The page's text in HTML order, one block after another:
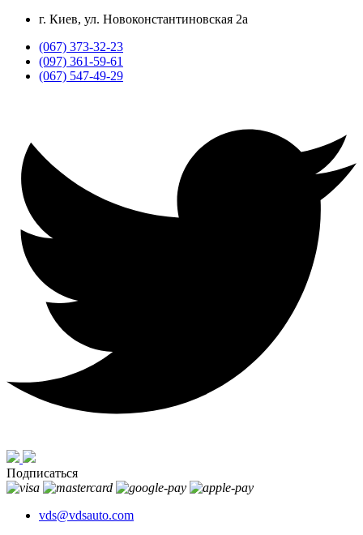
г. Киев, ул. Новоконстантиновская 2а
(067) 373-32-23
(097) 361-59-61
(067) 547-49-29
Подписаться
vds@vdsauto.com